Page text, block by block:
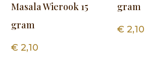
Masala Wierook 15
gram
€ 2,10
gram
€ 2,10